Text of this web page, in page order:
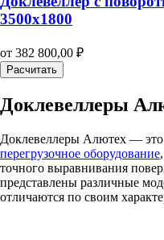
3500х1800
от 382 800,00 ₽
Расчитать
Доклевеллеры
Доклевеллеры Алютех — это
перегрузочное оборудование
точного выравнивания
представлены различные
отличаются по своим